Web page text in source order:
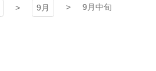
9月 9月中旬